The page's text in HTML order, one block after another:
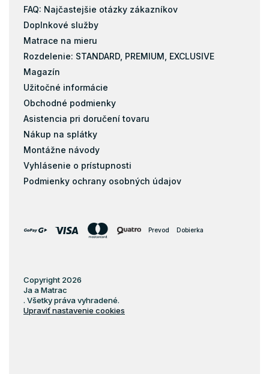
FAQ: Najčastejšie otázky zákazníkov
Doplnkové služby
Matrace na mieru
Rozdelenie: STANDARD, PREMIUM, EXCLUSIVE
Magazín
Užitočné informácie
Obchodné podmienky
Asistencia pri doručení tovaru
Nákup na splátky
Montážne návody
Vyhlásenie o prístupnosti
Podmienky ochrany osobných údajov
Prevod Dobierka
Copyright 2026
Ja a Matrac
. Všetky práva vyhradené.
Upraviť nastavenie cookies